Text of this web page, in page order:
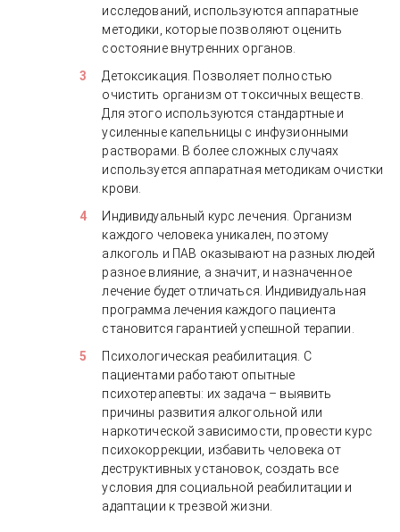
исследований, используются аппаратные
методики, которые позволяют оценить
состояние внутренних органов.
Детоксикация. Позволяет полностью
очистить организм от токсичных веществ.
Для этого используются стандартные и
усиленные капельницы с инфузионными
растворами. В более сложных случаях
используется аппаратная методикам очистки
крови.
Индивидуальный курс лечения. Организм
каждого человека уникален, поэтому
алкоголь и ПАВ оказывают на разных людей
разное влияние, а значит, и назначенное
лечение будет отличаться. Индивидуальная
программа лечения каждого пациента
становится гарантией успешной терапии.
Психологическая реабилитация. С
пациентами работают опытные
психотерапевты: их задача – выявить
причины развития алкогольной или
наркотической зависимости, провести курс
психокоррекции, избавить человека от
деструктивных установок, создать все
условия для социальной реабилитации и
адаптации к трезвой жизни.